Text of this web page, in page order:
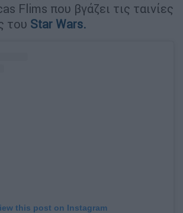
Flims που βγάζει τις ταινίες
του Star Wars.
this post on Instagram